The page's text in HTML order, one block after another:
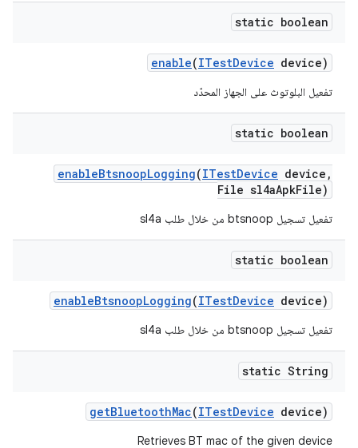
static boolean
enable(ITestDevice device)
تفعيل البلوتوث على الجهاز المحدّد
static boolean
enableBtsnoopLogging(ITestDevice device ,
File sl4aApkFile)
تفعيل تسجيل btsnoop من خلال طلب sl4a
static boolean
enableBtsnoopLogging(ITestDevice device)
تفعيل تسجيل btsnoop من خلال طلب sl4a
static String
getBluetoothMac(ITestDevice device)
Retrieves BT mac of the given device